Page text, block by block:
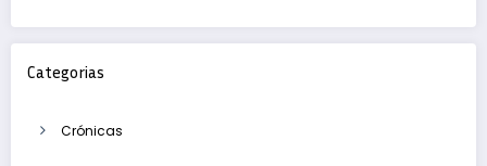
Categorias
Crónicas